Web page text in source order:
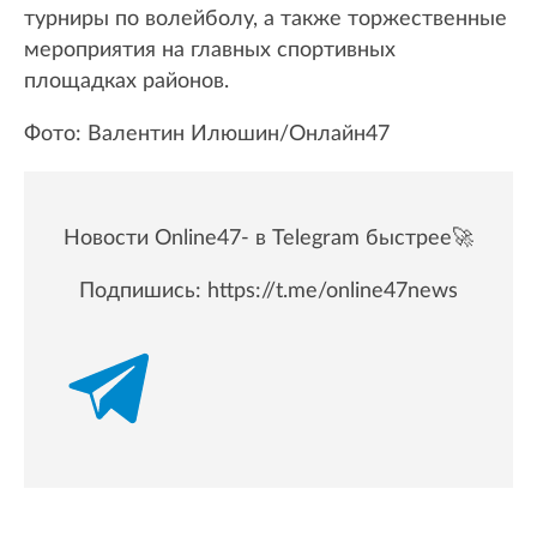
турниры по волейболу, а также торжественные
мероприятия на главных спортивных
площадках районов.
Фото: Валентин Илюшин/Онлайн47
Новости Online47- в Telegram быстрее🚀
Подпишись: https://t.me/online47news